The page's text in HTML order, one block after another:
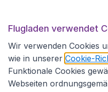
Flugladen.at
Internationale Webseiten
Flugladen verwendet
Wir verwenden Cookies
wie in unserer Cookie-
Funktionale Cookies
Webseiten